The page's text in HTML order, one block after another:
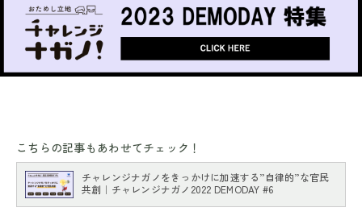
こちらの記事もあわせてチェック！
チャレンジナガノをきっかけに加速する”自律的”な官民
共創｜チャレンジナガノ2022 DEMODAY #6